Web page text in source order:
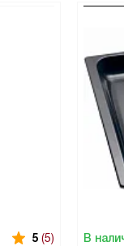
5 (5) В